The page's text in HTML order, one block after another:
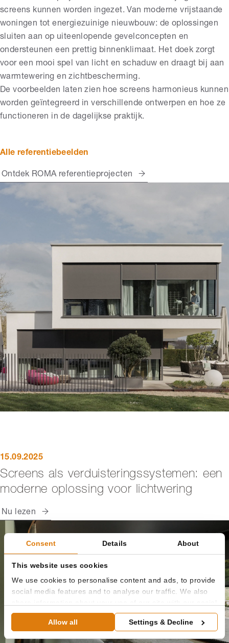
Consent Details About
This website uses cookies
We use cookies to personalise content and ads, to provide
social media features and to analyse our traffic. We also
media, advertising and analytics partners who may
combine it with other information that you’ve provided to
Allow all Settings & Decline
screens kunnen worden ingezet. Van moderne vrijstaande
woningen tot energiezuinige nieuwbouw: de oplossingen
sluiten aan op uiteenlopende gevelconcepten en
ondersteunen een prettig binnenklimaat. Het doek zorgt
voor een mooi spel van licht en schaduw en draagt bij aan
warmtewering en zichtbescherming.
De voorbeelden laten zien hoe screens harmonieus kunnen
worden geïntegreerd in verschillende ontwerpen en hoe ze
functioneren in de dagelijkse praktijk.
Alle referentiebeelden
Ontdek ROMA referentieprojecten
15.09.2025
Screens als verduisteringssystemen: een
moderne oplossing voor lichtwering
Nu lezen